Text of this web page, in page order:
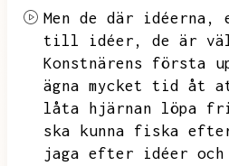
Men de där idéerna,
till idéer,
de är
Konstnärens första
ägna mycket tid åt
låta hjärnan löpa
ska kunna fiska
jaga efter idéer